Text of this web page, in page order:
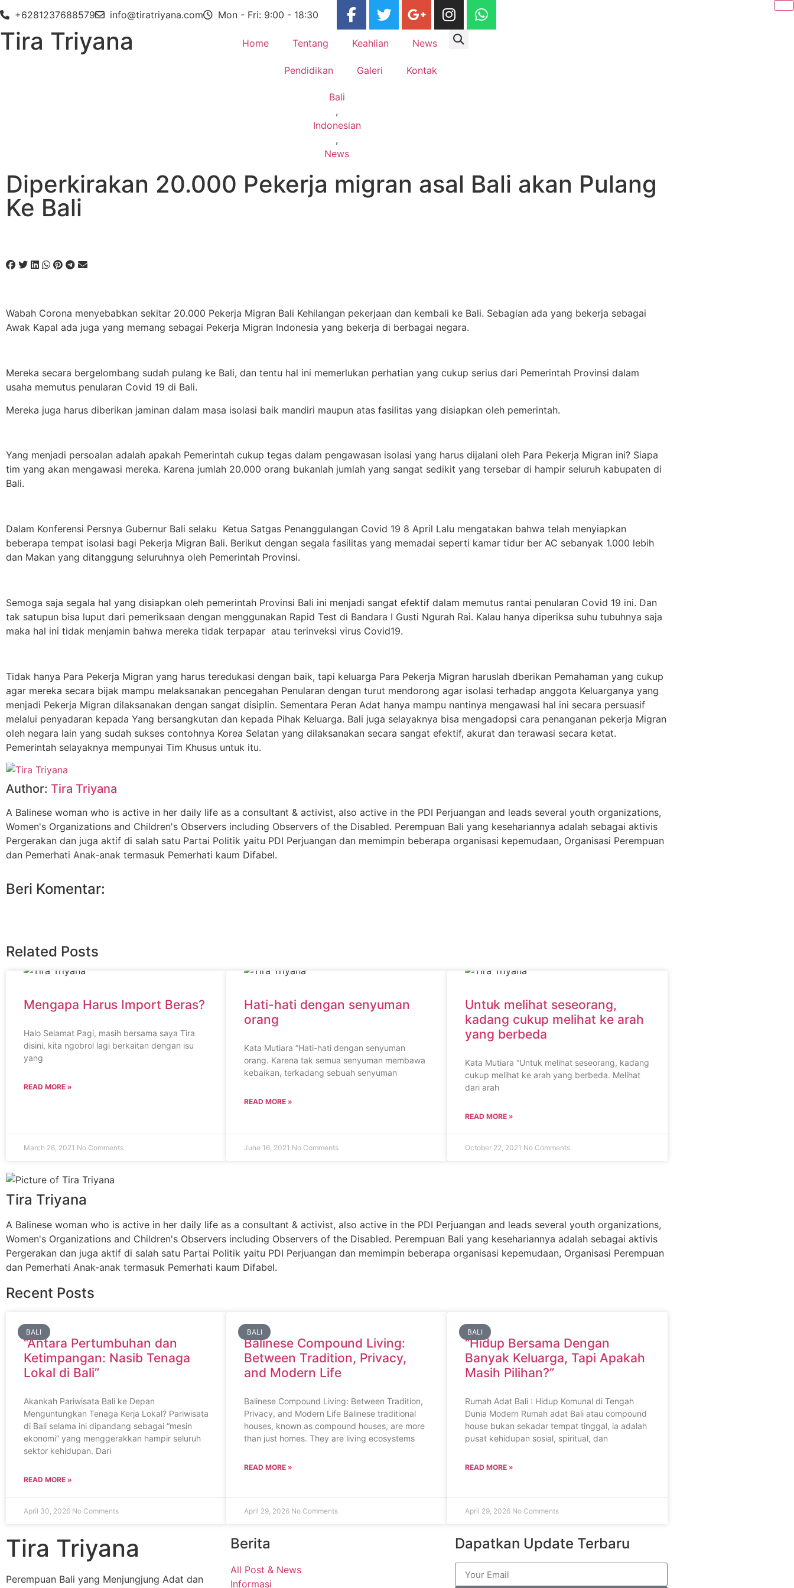
+6281237688579 info@tiratriyana.com Mon - Fri: 9:00 - 18:30
Tira Triyana Home Tentang Keahlian News
Pendidikan Galeri Kontak
Bali
,
Indonesian
,
News
Diperkirakan 20.000 Pekerja migran asal Bali akan Pulang
Ke Bali
Wabah Corona menyebabkan sekitar 20.000 Pekerja Migran Bali Kehilangan pekerjaan dan kembali ke Bali. Sebagian ada yang bekerja sebagai
Awak Kapal ada juga yang memang sebagai Pekerja Migran Indonesia yang bekerja di berbagai negara.
Mereka secara bergelombang sudah pulang ke Bali, dan tentu hal ini memerlukan perhatian yang cukup serius dari Pemerintah Provinsi dalam
usaha memutus penularan Covid 19 di Bali.
Mereka juga harus diberikan jaminan dalam masa isolasi baik mandiri maupun atas fasilitas yang disiapkan oleh pemerintah.
Yang menjadi persoalan adalah apakah Pemerintah cukup tegas dalam pengawasan isolasi yang harus dijalani oleh Para Pekerja Migran ini? Siapa
tim yang akan mengawasi mereka. Karena jumlah 20.000 orang bukanlah jumlah yang sangat sedikit yang tersebar di hampir seluruh kabupaten di
Bali.
Dalam Konferensi Persnya Gubernur Bali selaku Ketua Satgas Penanggulangan Covid 19 8 April Lalu mengatakan bahwa telah menyiapkan
beberapa tempat isolasi bagi Pekerja Migran Bali. Berikut dengan segala fasilitas yang memadai seperti kamar tidur ber AC sebanyak 1.000 lebih
dan Makan yang ditanggung seluruhnya oleh Pemerintah Provinsi.
Semoga saja segala hal yang disiapkan oleh pemerintah Provinsi Bali ini menjadi sangat efektif dalam memutus rantai penularan Covid 19 ini. Dan
tak satupun bisa luput dari pemeriksaan dengan menggunakan Rapid Test di Bandara I Gusti Ngurah Rai. Kalau hanya diperiksa suhu tubuhnya saja
maka hal ini tidak menjamin bahwa mereka tidak terpapar atau terinveksi virus Covid19.
Tidak hanya Para Pekerja Migran yang harus teredukasi dengan baik, tapi keluarga Para Pekerja Migran haruslah dberikan Pemahaman yang cukup
agar mereka secara bijak mampu melaksanakan pencegahan Penularan dengan turut mendorong agar isolasi terhadap anggota Keluarganya yang
menjadi Pekerja Migran dilaksanakan dengan sangat disiplin. Sementara Peran Adat hanya mampu nantinya mengawasi hal ini secara persuasif
melalui penyadaran kepada Yang bersangkutan dan kepada Pihak Keluarga. Bali juga selayaknya bisa mengadopsi cara penanganan pekerja Migran
oleh negara lain yang sudah sukses contohnya Korea Selatan yang dilaksanakan secara sangat efektif, akurat dan terawasi secara ketat.
Pemerintah selayaknya mempunyai Tim Khusus untuk itu.
Author: Tira Triyana
A Balinese woman who is active in her daily life as a consultant & activist, also active in the PDI Perjuangan and leads several youth organizations,
Women's Organizations and Children's Observers including Observers of the Disabled. Perempuan Bali yang kesehariannya adalah sebagai aktivis
Pergerakan dan juga aktif di salah satu Partai Politik yaitu PDI Perjuangan dan memimpin beberapa organisasi kepemudaan, Organisasi Perempuan
dan Pemerhati Anak-anak termasuk Pemerhati kaum Difabel.
Beri Komentar:
Related Posts
Mengapa Harus Import Beras?
Halo Selamat Pagi, masih bersama saya Tira
disini, kita ngobrol lagi berkaitan dengan isu
yang
READ MORE »
March 26, 2021 No Comments
Hati-hati dengan senyuman
orang
Kata Mutiara “Hati-hati dengan senyuman
orang. Karena tak semua senyuman membawa
kebaikan, terkadang sebuah senyuman
READ MORE »
June 16, 2021 No Comments
Untuk melihat seseorang,
kadang cukup melihat ke arah
yang berbeda
Kata Mutiara “Untuk melihat seseorang, kadang
cukup melihat ke arah yang berbeda. Melihat
dari arah
READ MORE »
October 22, 2021 No Comments
Tira Triyana
A Balinese woman who is active in her daily life as a consultant & activist, also active in the PDI Perjuangan and leads several youth organizations,
Women's Organizations and Children's Observers including Observers of the Disabled. Perempuan Bali yang kesehariannya adalah sebagai aktivis
Pergerakan dan juga aktif di salah satu Partai Politik yaitu PDI Perjuangan dan memimpin beberapa organisasi kepemudaan, Organisasi Perempuan
dan Pemerhati Anak-anak termasuk Pemerhati kaum Difabel.
Recent Posts
BALI
“Antara Pertumbuhan dan
Ketimpangan: Nasib Tenaga
Lokal di Bali”
Akankah Pariwisata Bali ke Depan
Menguntungkan Tenaga Kerja Lokal? Pariwisata
di Bali selama ini dipandang sebagai “mesin
ekonomi” yang menggerakkan hampir seluruh
sektor kehidupan. Dari
READ MORE »
April 30, 2026 No Comments
BALI
Balinese Compound Living:
Between Tradition, Privacy,
and Modern Life
Balinese Compound Living: Between Tradition,
Privacy, and Modern Life Balinese traditional
houses, known as compound houses, are more
than just homes. They are living ecosystems
READ MORE »
April 29, 2026 No Comments
BALI
“Hidup Bersama Dengan
Banyak Keluarga, Tapi Apakah
Masih Pilihan?”
Rumah Adat Bali : Hidup Komunal di Tengah
Dunia Modern Rumah adat Bali atau compound
house bukan sekadar tempat tinggal, ia adalah
pusat kehidupan sosial, spiritual, dan
READ MORE »
April 29, 2026 No Comments
Tira Triyana
Perempuan Bali yang Menjungjung Adat dan
Berita
All Post & News
Informasi
Dapatkan Update Terbaru